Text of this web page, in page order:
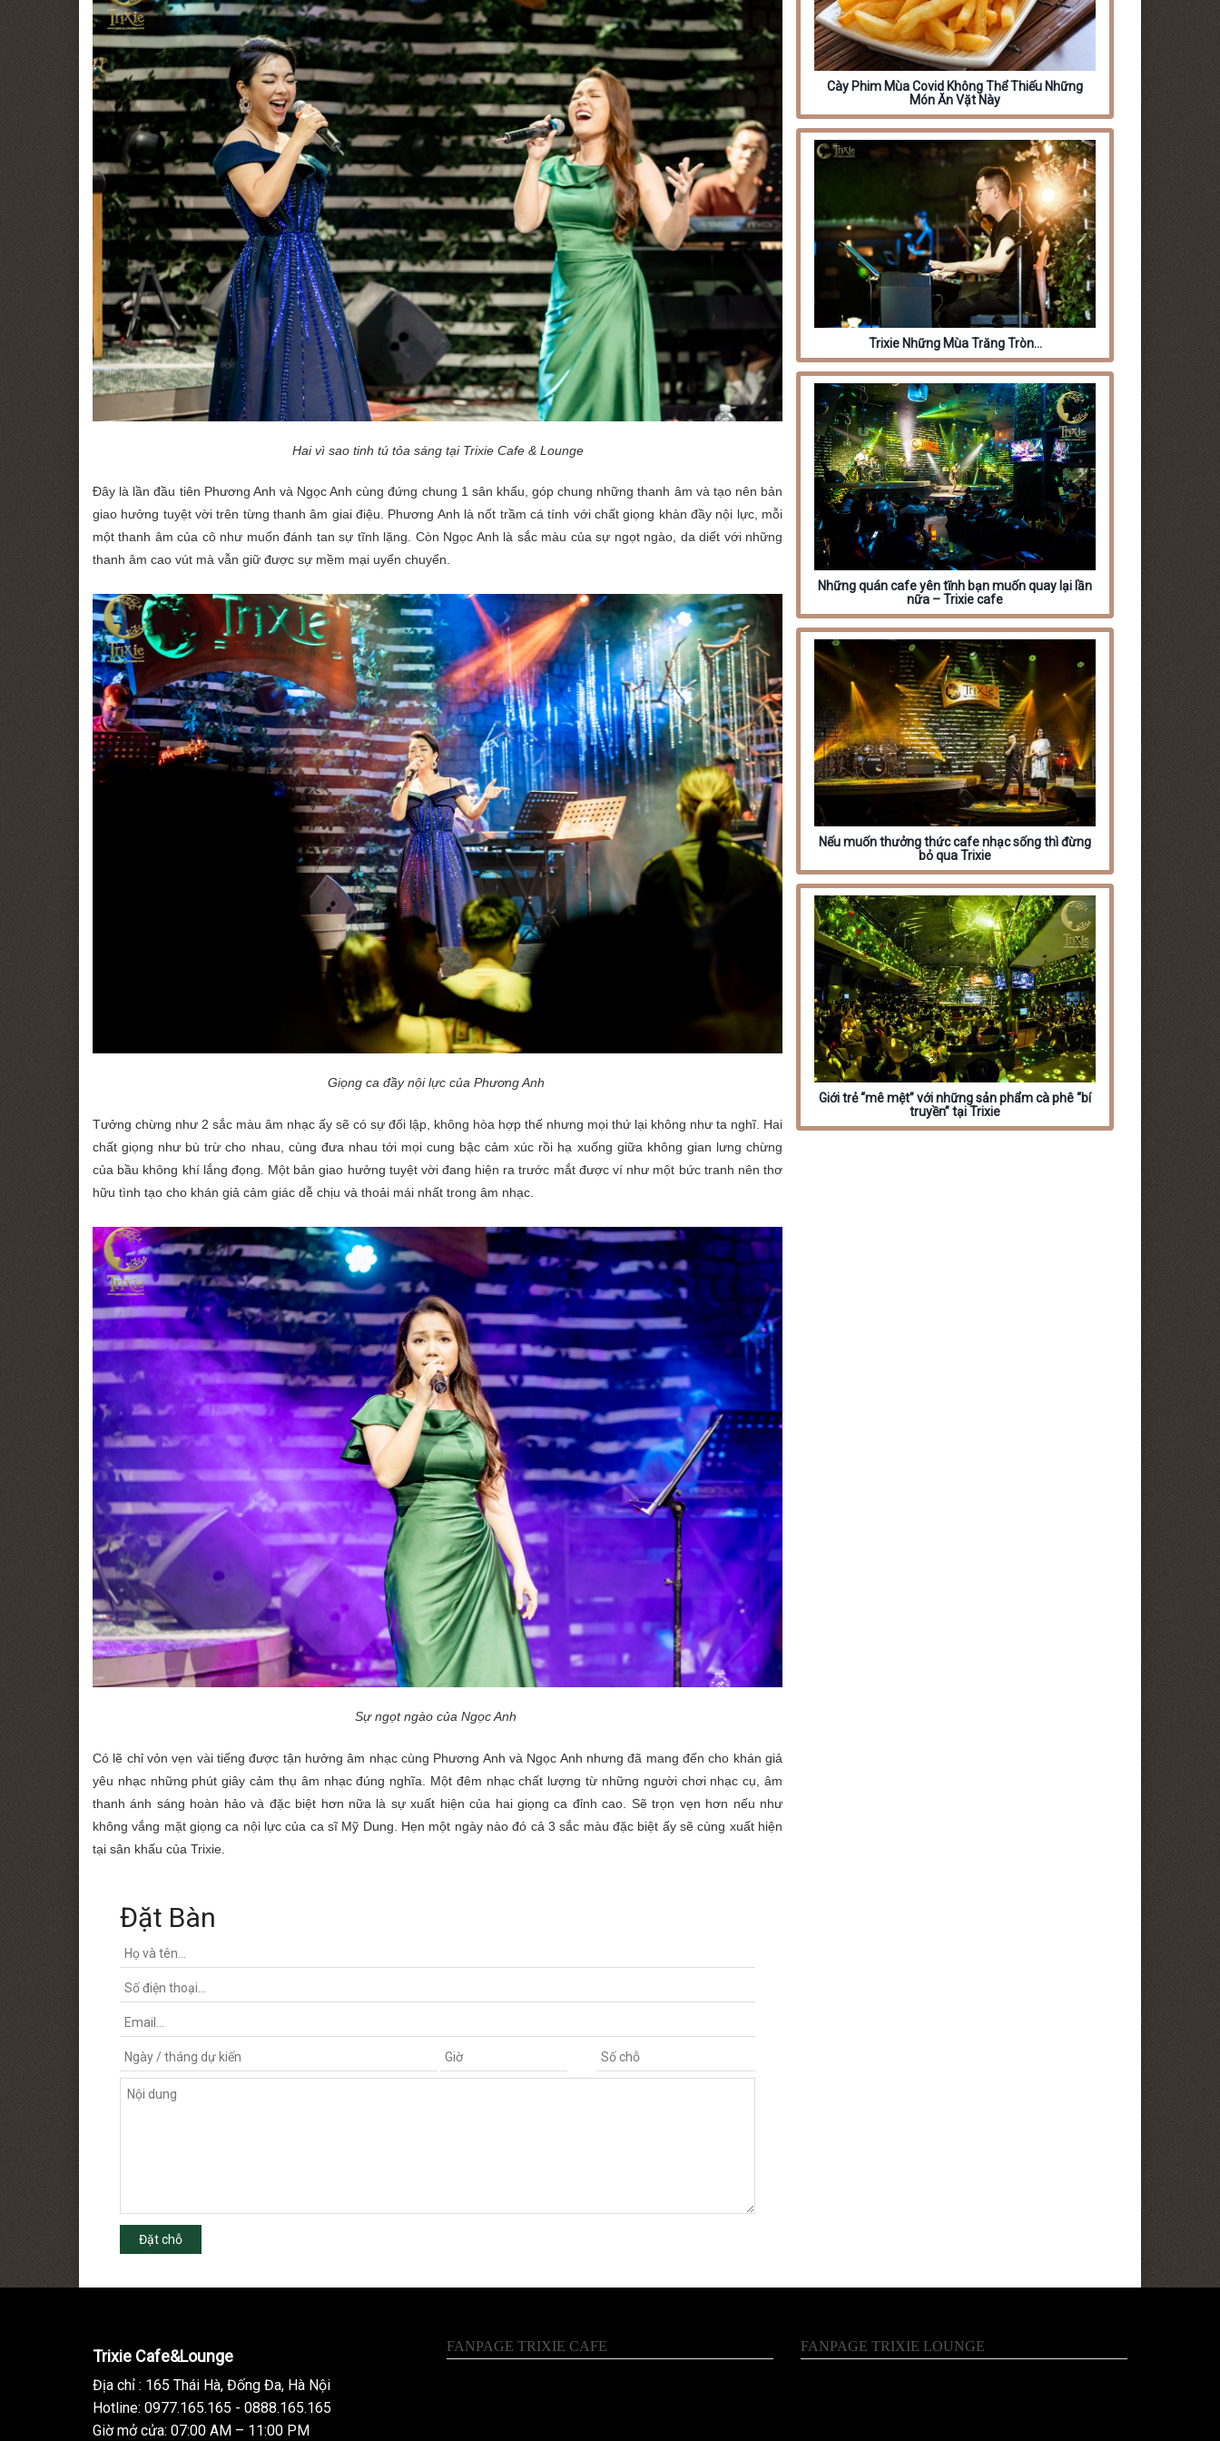
Hai vì sao tinh tú tỏa sáng tại Trixie Cafe & Lounge
Đây là lần đầu tiên Phương Anh và Ngọc Anh cùng đứng chung 1 sân khấu, góp chung những thanh âm và tạo nên bản
giao hưởng tuyệt vời trên từng thanh âm giai điệu. Phương Anh là nốt trầm cá tính với chất giọng khàn đầy nội lực, mỗi
một thanh âm của cô như muốn đánh tan sự tĩnh lặng. Còn Ngọc Anh là sắc màu của sự ngọt ngào, da diết với những
thanh âm cao vút mà vẫn giữ được sự mềm mại uyển chuyển.
Giọng ca đầy nội lực của Phương Anh
Tưởng chừng như 2 sắc màu âm nhạc ấy sẽ có sự đối lập, không hòa hợp thế nhưng mọi thứ lại không như ta nghĩ. Hai
chất giọng như bù trừ cho nhau, cùng đưa nhau tới mọi cung bậc cảm xúc rồi hạ xuống giữa không gian lưng chừng
của bầu không khí lắng đọng. Một bản giao hưởng tuyệt vời đang hiện ra trước mắt được ví như một bức tranh nên thơ
hữu tình tạo cho khán giả cảm giác dễ chịu và thoải mái nhất trong âm nhạc.
Sự ngọt ngào của Ngọc Anh
Có lẽ chỉ vỏn vẹn vài tiếng được tận hưởng âm nhạc cùng Phương Anh và Ngọc Anh nhưng đã mang đến cho khán giả
yêu nhạc những phút giây cảm thụ âm nhạc đúng nghĩa. Một đêm nhạc chất lượng từ những người chơi nhạc cụ, âm
thanh ánh sáng hoàn hảo và đặc biệt hơn nữa là sự xuất hiện của hai giọng ca đỉnh cao. Sẽ trọn vẹn hơn nếu như
không vắng mặt giọng ca nội lực của ca sĩ Mỹ Dung. Hẹn một ngày nào đó cả 3 sắc màu đặc biệt ấy sẽ cùng xuất hiện
tại sân khấu của Trixie.
Đặt Bàn
Đặt chỗ
Cày Phim Mùa Covid Không Thể Thiếu Những
Món Ăn Vặt Này
Trixie Những Mùa Trăng Tròn…
Những quán cafe yên tĩnh bạn muốn quay lại lần
nữa – Trixie cafe
Nếu muốn thưởng thức cafe nhạc sống thì đừng
bỏ qua Trixie
Giới trẻ “mê mệt” với những sản phẩm cà phê “bí
truyền” tại Trixie
Trixie Cafe&Lounge
Địa chỉ : 165 Thái Hà, Đống Đa, Hà Nội
Hotline: 0977.165.165 - 0888.165.165
Giờ mở cửa: 07:00 AM – 11:00 PM
FANPAGE TRIXIE CAFE FANPAGE TRIXIE LOUNGE